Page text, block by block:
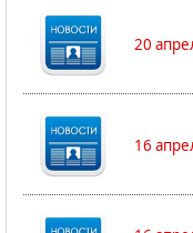
20
16